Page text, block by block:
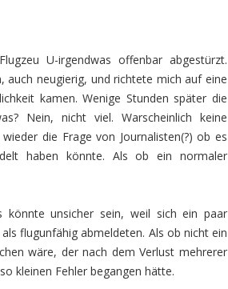
U-irgendwas offenbar abgestürzt.
neugierig, und richtete mich auf eine
kamen. Wenige Stunden später die
Nein, nicht viel. Warscheinlich keine
die Frage von Journalisten(?) ob es
haben könnte. Als ob ein normaler
könnte unsicher sein, weil sich ein paar
flugunfähig abmeldeten. Als ob nicht ein
wäre, der nach dem Verlust mehrerer
kleinen Fehler begangen hätte.